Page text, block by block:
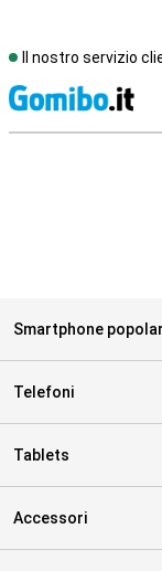
Il nostro servizio
Smartphone
Telefoni
Tablets
Accessori